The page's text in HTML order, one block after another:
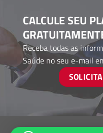
CALCULE SEU
Receba todas as
Saúde no seu e-mail